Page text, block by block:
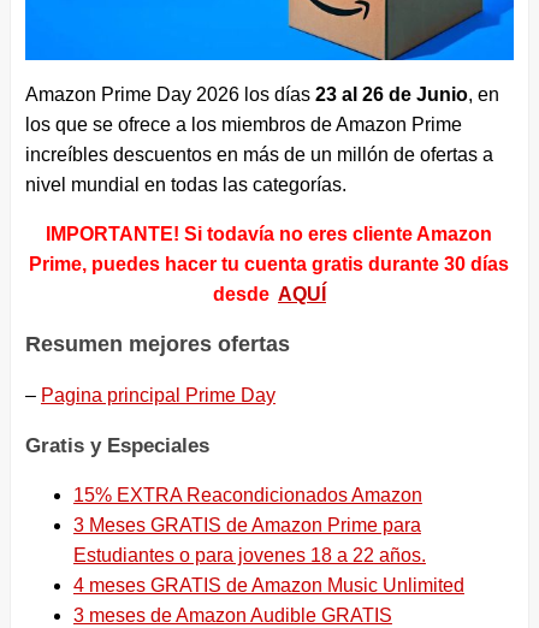
Amazon Prime Day 2026 los días 23 al 26 de Junio, en
los que se ofrece a los miembros de Amazon Prime
increíbles descuentos en más de un millón de ofertas a
nivel mundial en todas las categorías.
IMPORTANTE! Si todavía no eres cliente Amazon
Prime, puedes hacer tu cuenta gratis durante 30 días
desde AQUÍ
Resumen mejores ofertas
– Pagina principal Prime Day
Gratis y Especiales
15% EXTRA Reacondicionados Amazon
3 Meses GRATIS de Amazon Prime para
Estudiantes o para jovenes 18 a 22 años.
4 meses GRATIS de Amazon Music Unlimited
3 meses de Amazon Audible GRATIS